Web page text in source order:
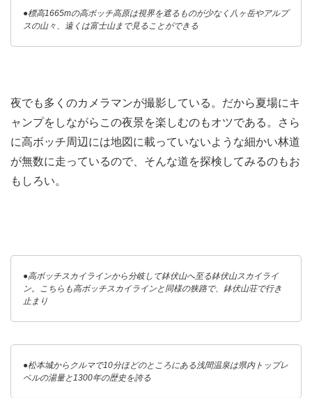
●標高1665mの高ボッチ高原は視界を遮るものが少なく八ヶ岳やアルプ
スの山々、遠くは富士山まで見ることができる
夜でも多くのカメラマンが撮影している。だから夏場にキ
ャンプをしながらこの夜景を楽しむのもオツである。さら
に高ボッチ周辺には地図に載っていないような細かい林道
が無数に走っているので、そんな道を探検してみるのもお
もしろい。
●高ボッチスカイラインから分岐して鉢伏山へ至る鉢伏山スカイライ
ン。こちらも高ボッチスカイラインと同様の狭路で、鉢伏山荘で行き
止まり
●松本城からクルマで10分ほどのところにある浅間温泉は県内トップレ
ベルの湯量と1300年の歴史を誇る